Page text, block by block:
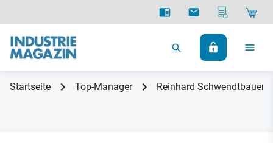
Startseite Top-Manager Reinhard Schwendtbauer